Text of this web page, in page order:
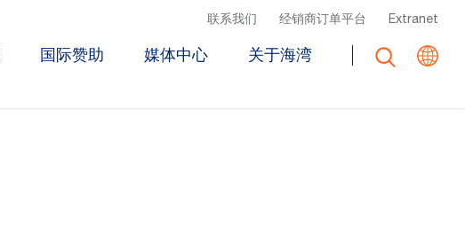
Top Header Menu
联系我们 经销商订单平台 Extranet
国际赞助 媒体中心 关于海湾